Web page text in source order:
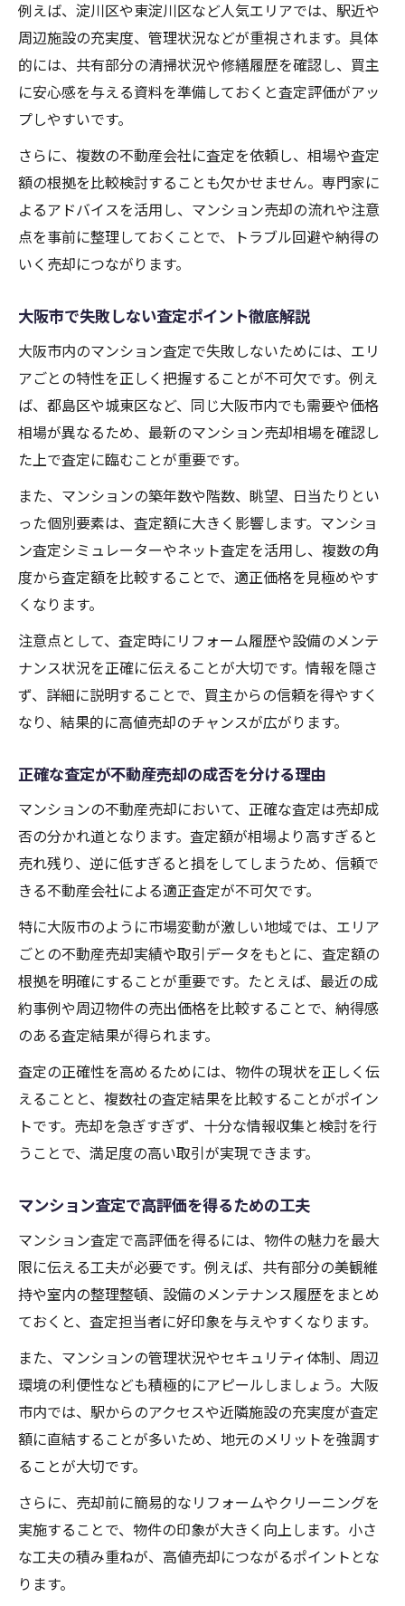
例えば、淀川区や東淀川区など人気エリアでは、駅近や
周辺施設の充実度、管理状況などが重視されます。具体
的には、共有部分の清掃状況や修繕履歴を確認し、買主
に安心感を与える資料を準備しておくと査定評価がアッ
プしやすいです。
さらに、複数の不動産会社に査定を依頼し、相場や査定
額の根拠を比較検討することも欠かせません。専門家に
よるアドバイスを活用し、マンション売却の流れや注意
点を事前に整理しておくことで、トラブル回避や納得の
いく売却につながります。
大阪市で失敗しない査定ポイント徹底解説
大阪市内のマンション査定で失敗しないためには、エリ
アごとの特性を正しく把握することが不可欠です。例え
ば、都島区や城東区など、同じ大阪市内でも需要や価格
相場が異なるため、最新のマンション売却相場を確認し
た上で査定に臨むことが重要です。
また、マンションの築年数や階数、眺望、日当たりとい
った個別要素は、査定額に大きく影響します。マンショ
ン査定シミュレーターやネット査定を活用し、複数の角
度から査定額を比較することで、適正価格を見極めやす
くなります。
注意点として、査定時にリフォーム履歴や設備のメンテ
ナンス状況を正確に伝えることが大切です。情報を隠さ
ず、詳細に説明することで、買主からの信頼を得やすく
なり、結果的に高値売却のチャンスが広がります。
正確な査定が不動産売却の成否を分ける理由
マンションの不動産売却において、正確な査定は売却成
否の分かれ道となります。査定額が相場より高すぎると
売れ残り、逆に低すぎると損をしてしまうため、信頼で
きる不動産会社による適正査定が不可欠です。
特に大阪市のように市場変動が激しい地域では、エリア
ごとの不動産売却実績や取引データをもとに、査定額の
根拠を明確にすることが重要です。たとえば、最近の成
約事例や周辺物件の売出価格を比較することで、納得感
のある査定結果が得られます。
査定の正確性を高めるためには、物件の現状を正しく伝
えることと、複数社の査定結果を比較することがポイン
トです。売却を急ぎすぎず、十分な情報収集と検討を行
うことで、満足度の高い取引が実現できます。
マンション査定で高評価を得るための工夫
マンション査定で高評価を得るには、物件の魅力を最大
限に伝える工夫が必要です。例えば、共有部分の美観維
持や室内の整理整頓、設備のメンテナンス履歴をまとめ
ておくと、査定担当者に好印象を与えやすくなります。
また、マンションの管理状況やセキュリティ体制、周辺
環境の利便性なども積極的にアピールしましょう。大阪
市内では、駅からのアクセスや近隣施設の充実度が査定
額に直結することが多いため、地元のメリットを強調す
ることが大切です。
さらに、売却前に簡易的なリフォームやクリーニングを
実施することで、物件の印象が大きく向上します。小さ
な工夫の積み重ねが、高値売却につながるポイントとな
ります。